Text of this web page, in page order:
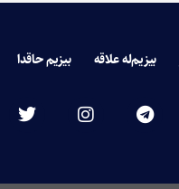
بیزیم‌له علاقه بیزیم حاقدا